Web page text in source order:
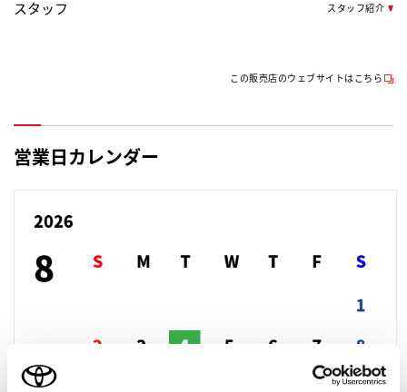
スタッフ スタッフ紹介
この販売店のウェブサイトはこちら
営業日カレンダー